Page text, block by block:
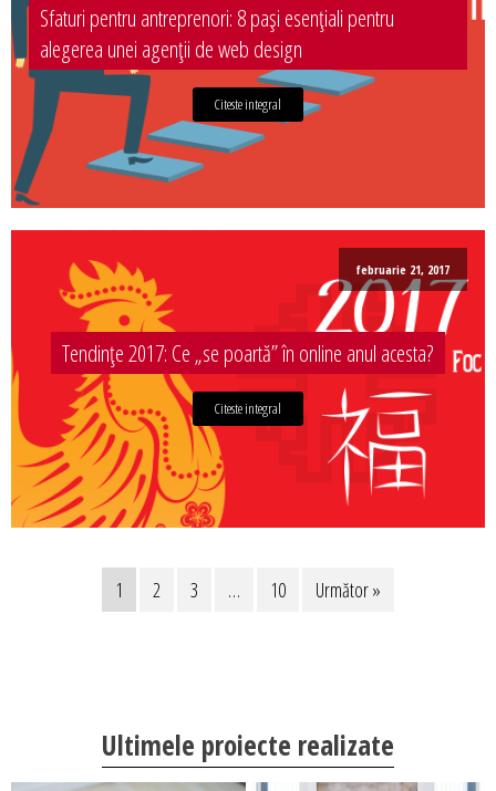
Sfaturi pentru antreprenori: 8 pași esențiali pentru
alegerea unei agenții de web design
Citeste integral
februarie 21, 2017
Tendințe 2017: Ce „se poartă” în online anul acesta?
Citeste integral
1 2 3 … 10 Următor »
Ultimele proiecte realizate